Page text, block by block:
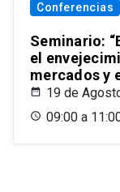
Conferencias
Seminario:
el
mercados y
19 de
09:00 a